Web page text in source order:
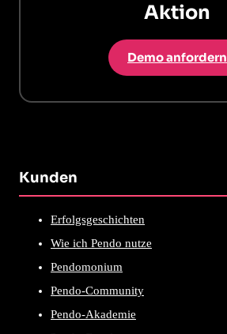
Aktion
Demo anfordern
Kunden
Erfolgsgeschichten
Wie ich Pendo nutze
Pendomonium
Pendo-Community
Pendo-Akademie